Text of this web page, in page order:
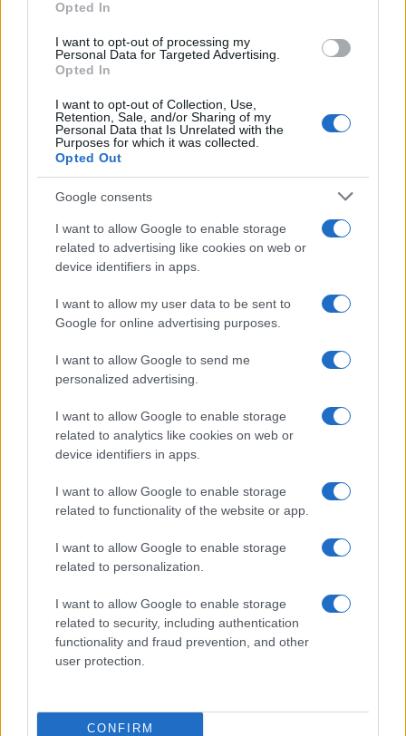
Opted In
I want to opt-out of processing my
Personal Data for Targeted Advertising.
Opted In
I want to opt-out of Collection, Use,
Retention, Sale, and/or Sharing of my
Personal Data that Is Unrelated with the
Purposes for which it was collected.
Opted Out
Google consents
I want to allow Google to enable storage
related to advertising like cookies on web or
device identifiers in apps.
I want to allow my user data to be sent to
Google for online advertising purposes.
I want to allow Google to send me
personalized advertising.
I want to allow Google to enable storage
related to analytics like cookies on web or
device identifiers in apps.
I want to allow Google to enable storage
related to functionality of the website or app.
I want to allow Google to enable storage
related to personalization.
I want to allow Google to enable storage
related to security, including authentication
functionality and fraud prevention, and other
user protection.
CONFIRM
Η ψαλίδα με τις ΗΠΑ διευρύνεται δραματικά, με
την αμερικανική οικονομία να αναπτύσσεται με
2,4% φέτος, έναντι μόλις 0,9% της Γαλλίας και
που οι αμοιβές απλών υπαλλήλων στη Νέα Υόρκη
να εξισώνονται με εκείνες εξειδικευμένων
γιατρών στο Λονδίνο.
Όπως εξηγεί ο Φάμπιαν Ζούλεγκ του Κέντρου
καλούνται να διαχειριστούν εξαιρετικά δυσμενείς
συνθήκες, όπως η αναγκαστική απεξάρτηση από
το φθηνό ρωσικό φυσικό αέριο και η οικονομική
Η αναγκαιότητα να επικοινωνήσουν στους
πολίτες ότι έρχονται δύσκολες μέρες με
αναπόφευκτο κοινωνικό και οικονομικό πόνο,
για τη χρησιμότητα αυτών των θυσιών, πλήττει
ανεπανόρθωτα την προσωπική τους
δημοτικότητα.
Μοναδική εξαίρεση σε αυτό το γκρίζο τοπίο
αποτελεί η Δανία και η πρωθυπουργός Μέτε
Φρέντερικσεν. Παρά τις απώλειες του κόμματός
της, η Φρέντερικσεν παραμένει κυρίαρχη στο
πολιτικό σκηνικό, έχοντας αναχαιτίσει την
ακροδεξιά με αυστηρή μεταναστευτική πολιτική
και έχοντας επιδείξει σθεναρή στάση απέναντι
στον Τραμπ για το ζήτημα της Γροιλανδίας.